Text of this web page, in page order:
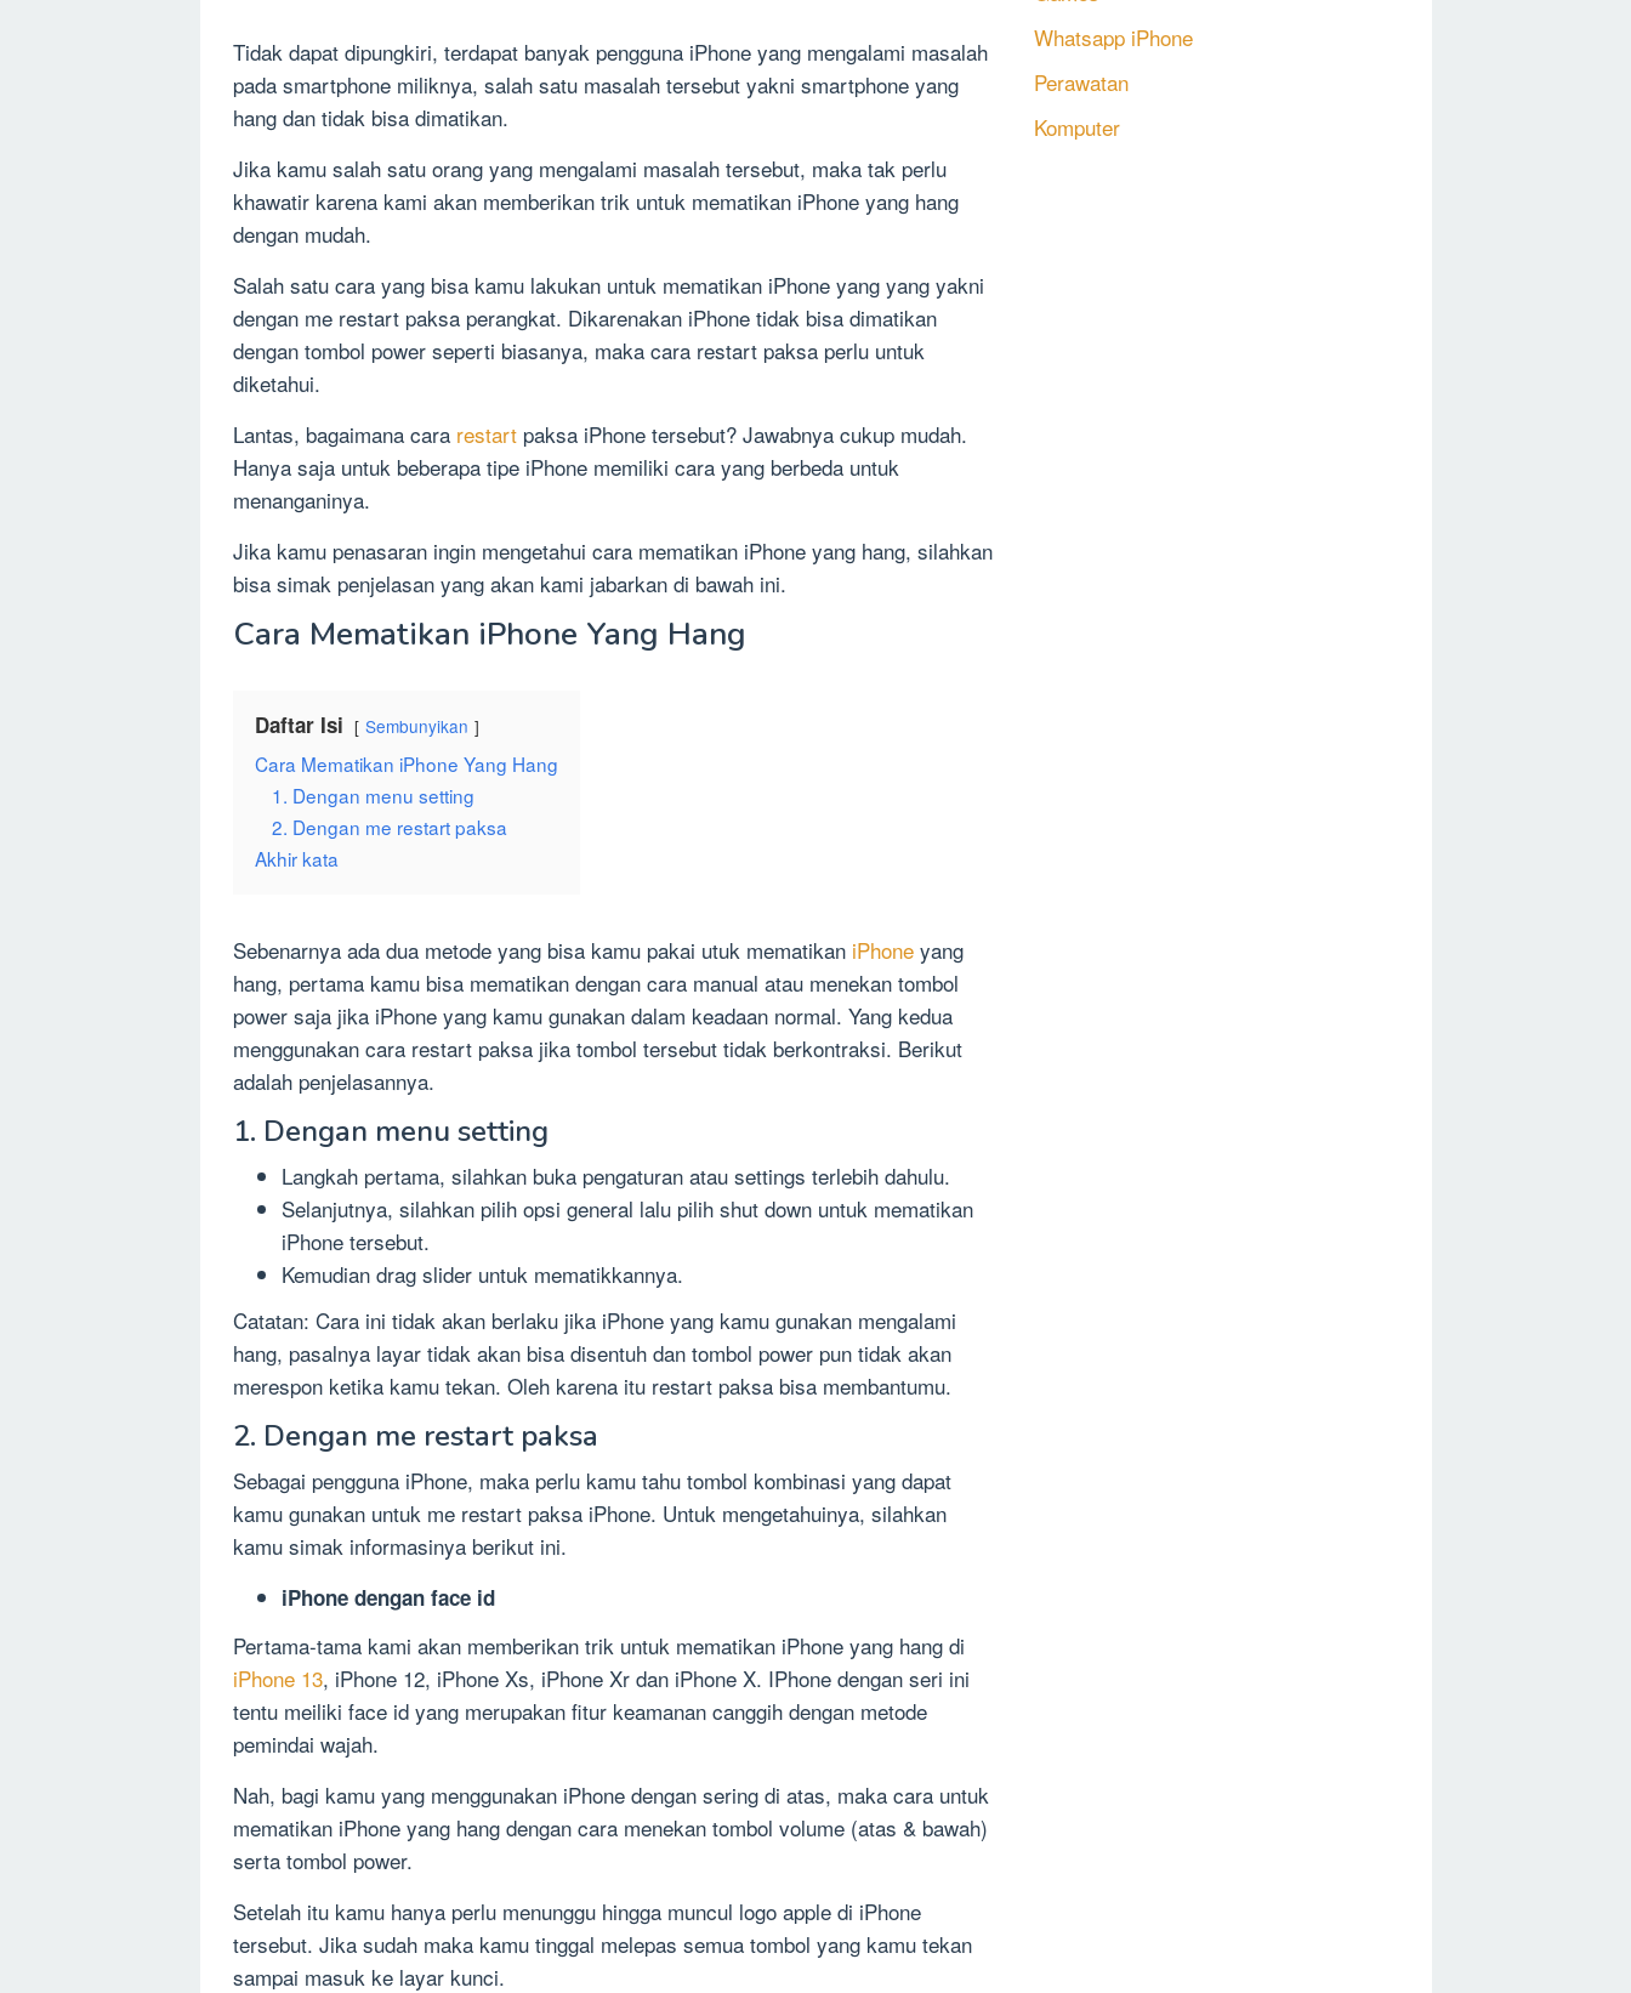
Tidak dapat dipungkiri, terdapat banyak pengguna iPhone yang mengalami masalah
pada smartphone miliknya, salah satu masalah tersebut yakni smartphone yang
hang dan tidak bisa dimatikan.
Jika kamu salah satu orang yang mengalami masalah tersebut, maka tak perlu
khawatir karena kami akan memberikan trik untuk mematikan iPhone yang hang
dengan mudah.
Salah satu cara yang bisa kamu lakukan untuk mematikan iPhone yang yang yakni
dengan me restart paksa perangkat. Dikarenakan iPhone tidak bisa dimatikan
dengan tombol power seperti biasanya, maka cara restart paksa perlu untuk
diketahui.
Lantas, bagaimana cara restart paksa iPhone tersebut? Jawabnya cukup mudah.
Hanya saja untuk beberapa tipe iPhone memiliki cara yang berbeda untuk
menanganinya.
Jika kamu penasaran ingin mengetahui cara mematikan iPhone yang hang, silahkan
bisa simak penjelasan yang akan kami jabarkan di bawah ini.
Cara Mematikan iPhone Yang Hang
Daftar Isi Sembunyikan
Cara Mematikan iPhone Yang Hang
1. Dengan menu setting
2. Dengan me restart paksa
Akhir kata
Sebenarnya ada dua metode yang bisa kamu pakai utuk mematikan iPhone yang
hang, pertama kamu bisa mematikan dengan cara manual atau menekan tombol
power saja jika iPhone yang kamu gunakan dalam keadaan normal. Yang kedua
menggunakan cara restart paksa jika tombol tersebut tidak berkontraksi. Berikut
adalah penjelasannya.
1. Dengan menu setting
Langkah pertama, silahkan buka pengaturan atau settings terlebih dahulu.
Selanjutnya, silahkan pilih opsi general lalu pilih shut down untuk mematikan
iPhone tersebut.
Kemudian drag slider untuk mematikkannya.
Catatan: Cara ini tidak akan berlaku jika iPhone yang kamu gunakan mengalami
hang, pasalnya layar tidak akan bisa disentuh dan tombol power pun tidak akan
merespon ketika kamu tekan. Oleh karena itu restart paksa bisa membantumu.
2. Dengan me restart paksa
Sebagai pengguna iPhone, maka perlu kamu tahu tombol kombinasi yang dapat
kamu gunakan untuk me restart paksa iPhone. Untuk mengetahuinya, silahkan
kamu simak informasinya berikut ini.
iPhone dengan face id
Pertama-tama kami akan memberikan trik untuk mematikan iPhone yang hang di
iPhone 13, iPhone 12, iPhone Xs, iPhone Xr dan iPhone X. IPhone dengan seri ini
tentu meiliki face id yang merupakan fitur keamanan canggih dengan metode
pemindai wajah.
Nah, bagi kamu yang menggunakan iPhone dengan sering di atas, maka cara untuk
mematikan iPhone yang hang dengan cara menekan tombol volume (atas & bawah)
serta tombol power.
Setelah itu kamu hanya perlu menunggu hingga muncul logo apple di iPhone
tersebut. Jika sudah maka kamu tinggal melepas semua tombol yang kamu tekan
sampai masuk ke layar kunci.
Whatsapp iPhone
Perawatan
Komputer